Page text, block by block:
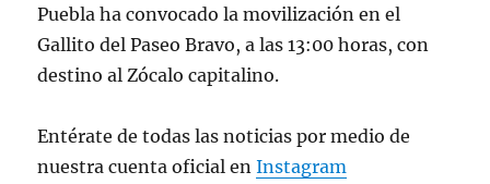
Puebla ha convocado la movilización en el
Gallito del Paseo Bravo, a las 13:00 horas, con
destino al Zócalo capitalino.
Entérate de todas las noticias por medio de
nuestra cuenta oficial enInstagram